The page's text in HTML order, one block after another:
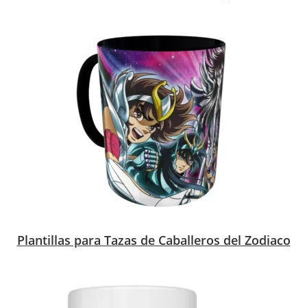
Plantillas para Tazas de Caballeros del Zodiaco